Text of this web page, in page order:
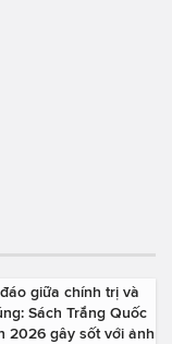
giữa chính trị và
Sách Trắng Quốc
2026 gây sốt với ảnh